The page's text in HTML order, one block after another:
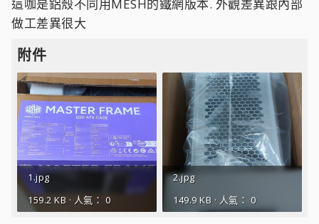
這咖是鋁殼不同用MESH的鐵網版本. 外觀差異跟內部
做工差異很大
附件
1.jpg
159.2 KB · 人氣： 0
2.jpg
149.9 KB · 人氣： 0